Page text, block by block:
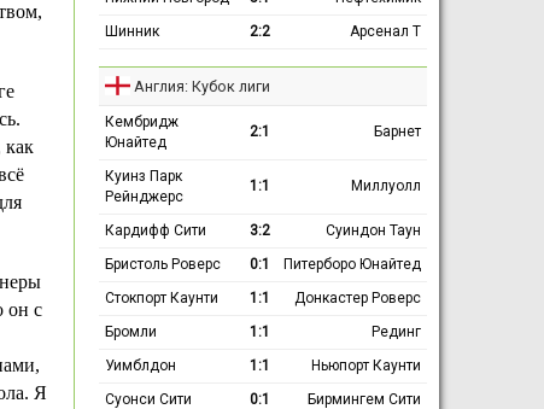
он с
Я
Шинник
2:2 Арсенал Т
Англия: Кубок лиги
Кембридж
Юнайтед
2:1 Барнет
Куинз Парк
Рейнджерс
1:1 Миллуолл
Кардифф Сити 3:2
Суиндон Таун
Бристоль Роверс
0:1
Питерборо Юнайтед
Стокпорт Каунти
1:1
Донкастер Роверс
Бромли
1:1
Рединг
Уимблдон
1:1
Ньюпорт Каунти
Суонси Сити
0:1
Бирмингем Сити